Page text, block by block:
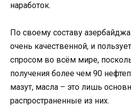
наработок.
По своему составу
очень качественной, и
спросом во всём мире,
получения более чем 90
мазут, масла – это лишь
распространенные из них.